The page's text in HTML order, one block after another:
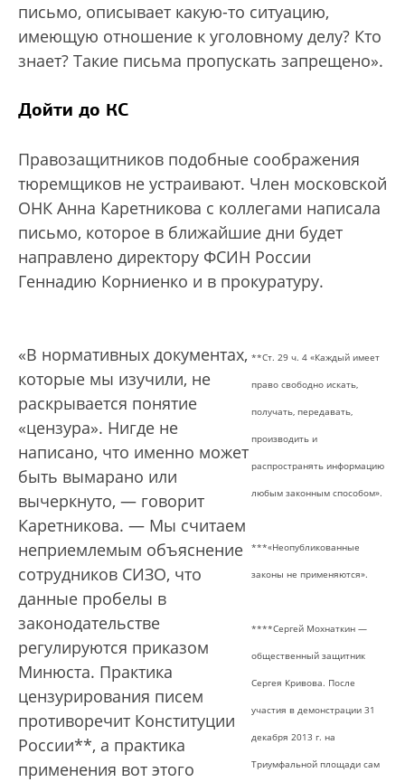
письмо, описывает какую-то ситуацию,
имеющую отношение к уголовному делу? Кто
знает? Такие письма пропускать запрещено».
Дойти до КС
Правозащитников подобные соображения
тюремщиков не устраивают. Член московской
ОНК Анна Каретникова с коллегами написала
письмо, которое в ближайшие дни будет
направлено директору ФСИН России
Геннадию Корниенко и в прокуратуру.
**Ст. 29 ч. 4 «Каждый имеет
право свободно искать,
получать, передавать,
производить и
распространять информацию
любым законным способом».
***«Неопубликованные
законы не применяются».
****Сергей Мохнаткин —
общественный защитник
Сергея Кривова. После
участия в демонстрации 31
декабря 2013 г. на
Триумфальной площади сам
«В нормативных документах,
которые мы изучили, не
раскрывается понятие
«цензура». Нигде не
написано, что именно может
быть вымарано или
вычеркнуто, — говорит
Каретникова. — Мы считаем
неприемлемым объяснение
сотрудников СИЗО, что
данные пробелы в
законодательстве
регулируются приказом
Минюста. Практика
цензурирования писем
противоречит Конституции
России**, а практика
применения вот этого